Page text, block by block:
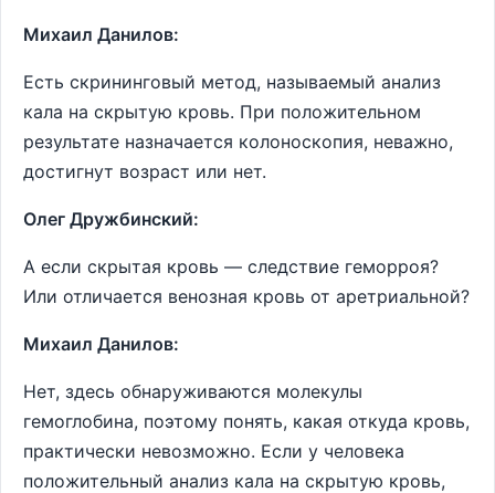
Михаил Данилов:
Есть скрининговый метод, называемый анализ
кала на скрытую кровь. При положительном
результате назначается колоноскопия, неважно,
достигнут возраст или нет.
Олег Дружбинский:
А если скрытая кровь ― следствие геморроя?
Или отличается венозная кровь от аретриальной?
Михаил Данилов:
Нет, здесь обнаруживаются молекулы
гемоглобина, поэтому понять, какая откуда кровь,
практически невозможно. Если у человека
положительный анализ кала на скрытую кровь,